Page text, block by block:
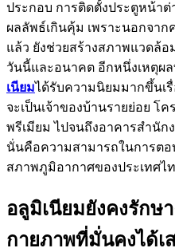
ประกอบ การติดตั้งประตูหน้า
ผลลัพธ์เกินคุ้ม เพราะนอกจา
แล้ว ยังช่วยสร้างสภาพแวดล้
วันนี้และอนาคต อีกหนึ่งเหตุผ
เนียมได้รับความนิยมมากขึ้นเ
จะเป็นเจ้าของบ้านรายย่อย โ
พรีเมียม ไปจนถึงอาคารสำนั
นั่นคือความสามารถในการต
สภาพภูมิอากาศของประเทศไ
อลูมิเนียมยังคงรัก
กายภาพที่มั่นคงได้เ